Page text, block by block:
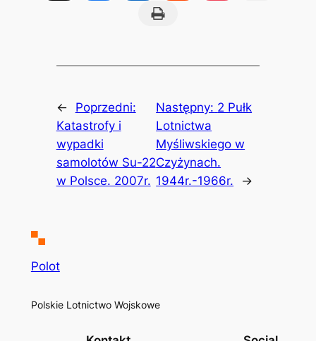
Print this Page
←
Poprzedni:
Katastrofy i
wypadki
samolotów Su-22
w Polsce. 2007r.
Następny: 2 Pułk
Lotnictwa
Myśliwskiego w
Czyżynach.
1944r.-1966r.
→
Polot
Polskie Lotnictwo Wojskowe